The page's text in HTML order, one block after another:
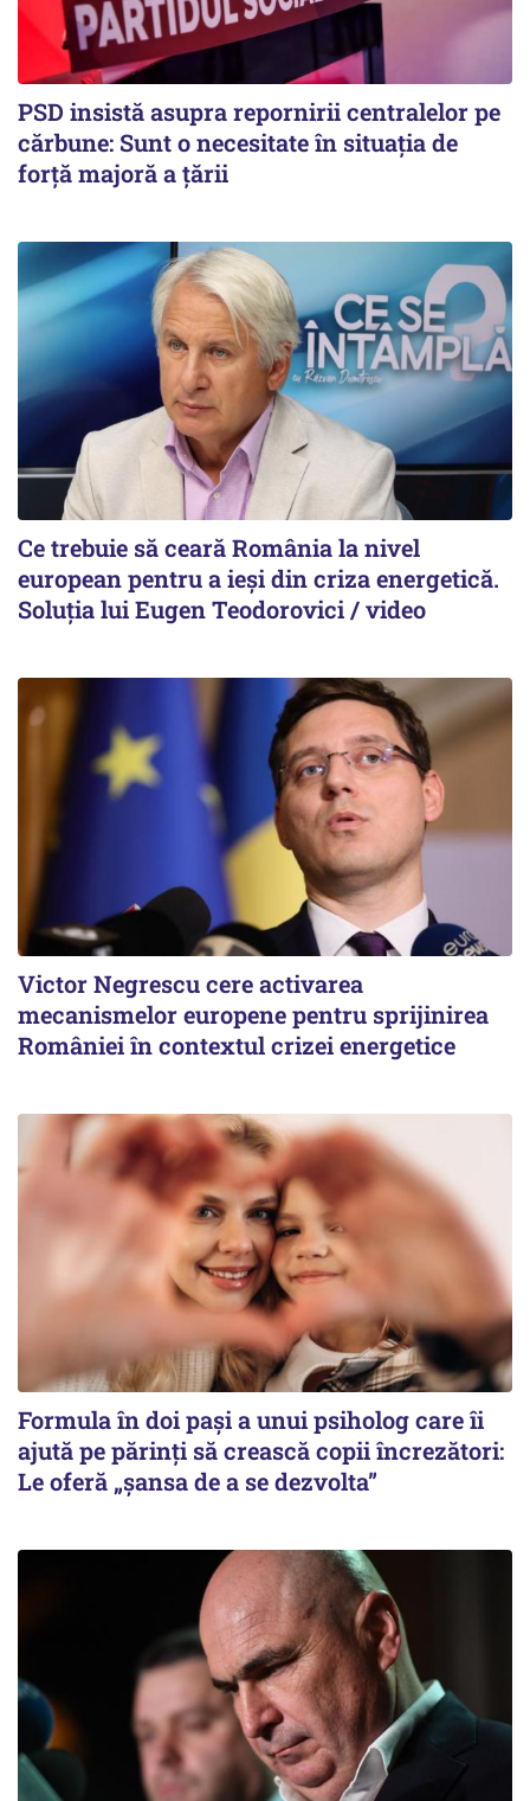
PSD insistă asupra repornirii centralelor pe
cărbune: Sunt o necesitate în situația de
forță majoră a țării
Ce trebuie să ceară România la nivel
european pentru a ieși din criza energetică.
Soluția lui Eugen Teodorovici / video
Victor Negrescu cere activarea
mecanismelor europene pentru sprijinirea
României în contextul crizei energetice
Formula în doi pași a unui psiholog care îi
ajută pe părinți să crească copii încrezători:
Le oferă „șansa de a se dezvolta”